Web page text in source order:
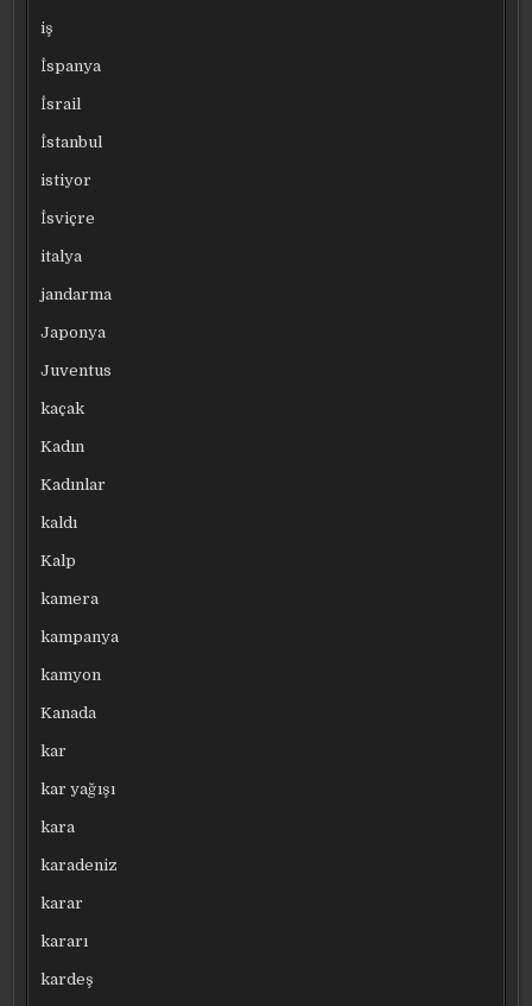
iş
İspanya
İsrail
İstanbul
istiyor
İsviçre
italya
jandarma
Japonya
Juventus
kaçak
Kadın
Kadınlar
kaldı
Kalp
kamera
kampanya
kamyon
Kanada
kar
kar yağışı
kara
karadeniz
karar
kararı
kardeş